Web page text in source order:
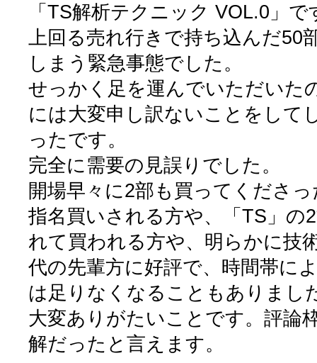
「TS解析テクニック VOL.0」
上回る売れ行きで持ち込んだ50
しまう緊急事態でした。
せっかく足を運んでいただいた
には大変申し訳ないことをして
ったです。
完全に需要の見誤りでした。
開場早々に2部も買ってくださ
指名買いされる方や、「TS」の
れて買われる方や、明らかに技
代の先輩方に好評で、時間帯に
は足りなくなることもありまし
大変ありがたいことです。評論
解だったと言えます。